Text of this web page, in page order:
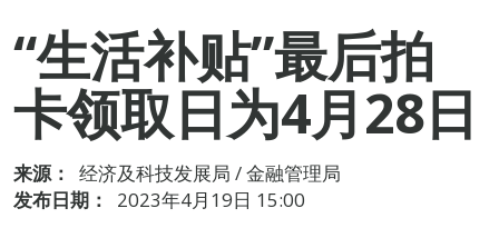
“生活补贴”最后拍
卡领取日为4月28日
来源：
经济及科技发展局 / 金融管理局
发布日期：
2023年4月19日 15:00